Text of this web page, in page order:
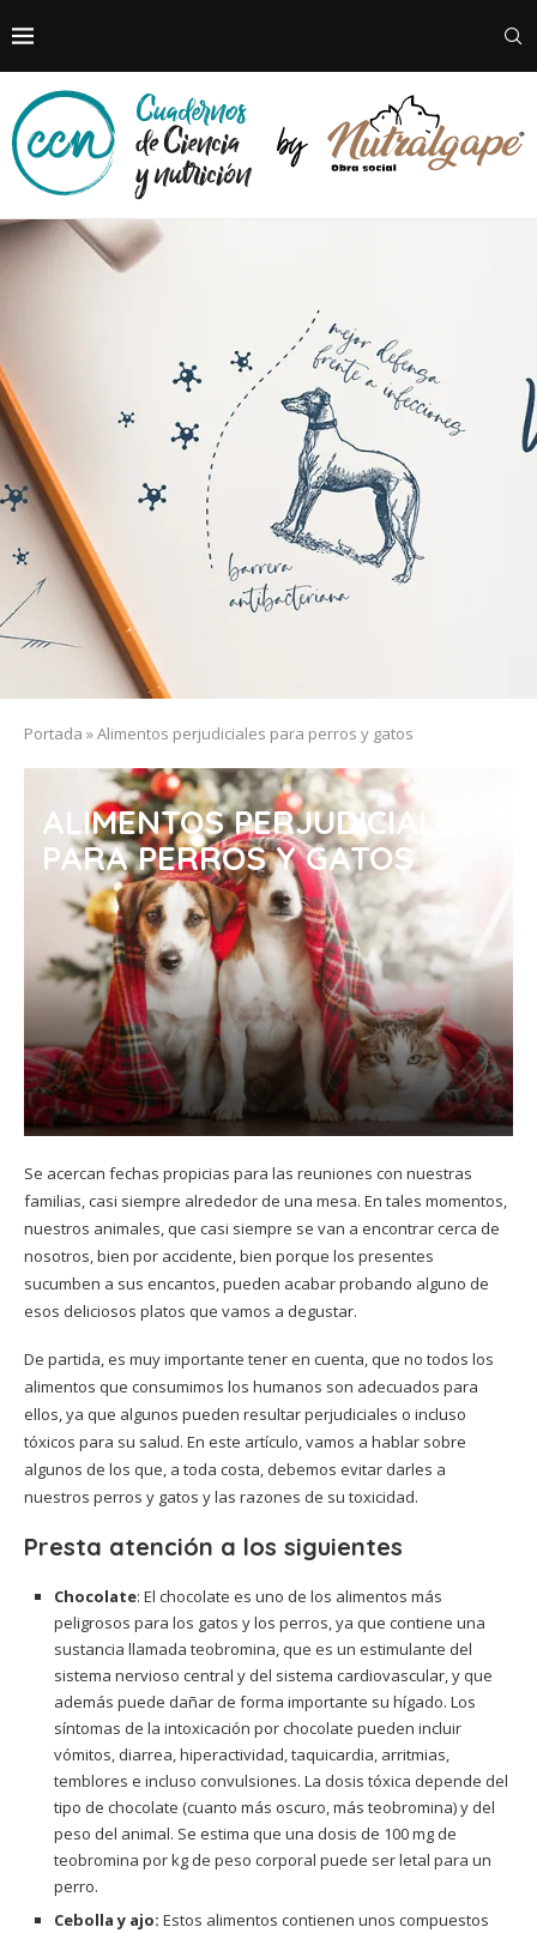
Portada »Alimentos perjudiciales para perros y gatos
ALIMENTOS PERJUDICIALES
PARA PERROS Y GATOS
Se acercan fechas propicias para las reuniones con nuestras
familias, casi siempre alrededor de una mesa. En tales momentos,
nuestros animales, que casi siempre se van a encontrar cerca de
nosotros, bien por accidente, bien porque los presentes
sucumben a sus encantos, pueden acabar probando alguno de
esos deliciosos platos que vamos a degustar.
De partida, es muy importante tener en cuenta, que no todos los
alimentos que consumimos los humanos son adecuados para
ellos, ya que algunos pueden resultar perjudiciales o incluso
tóxicos para su salud. En este artículo, vamos a hablar sobre
algunos de los que, a toda costa, debemos evitar darles a
nuestros perros y gatos y las razones de su toxicidad.
Presta atención a los siguientes
Chocolate: El chocolate es uno de los alimentos más
peligrosos para los gatos y los perros, ya que contiene una
sustancia llamada teobromina, que es un estimulante del
sistema nervioso central y del sistema cardiovascular, y que
además puede dañar de forma importante su hígado. Los
síntomas de la intoxicación por chocolate pueden incluir
vómitos, diarrea, hiperactividad, taquicardia, arritmias,
temblores e incluso convulsiones. La dosis tóxica depende del
tipo de chocolate (cuanto más oscuro, más teobromina) y del
peso del animal. Se estima que una dosis de 100 mg de
teobromina por kg de peso corporal puede ser letal para un
perro.
Cebolla y ajo: Estos alimentos contienen unos compuestos